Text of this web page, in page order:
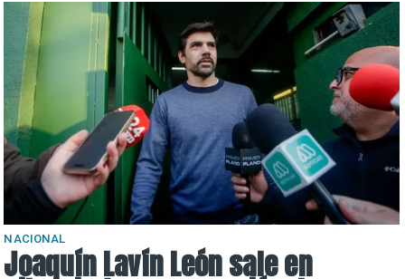
NACIONAL
Joaquín Lavín León sale en